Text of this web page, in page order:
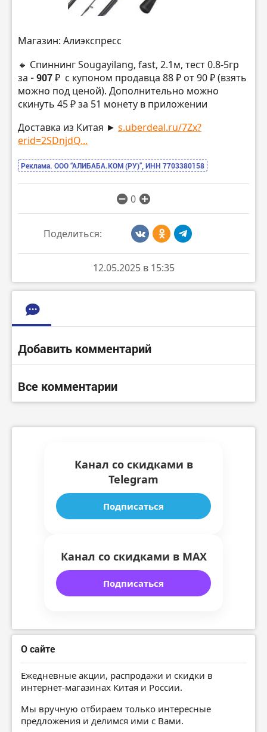
Магазин: Алиэкспресс
🔸 Спиннинг Sougayilang, fast, 2.1м, тест 0.8-5гр
за - 907 ₽ с купоном продавца 88 ₽ от 90 ₽ (взять
можно под ценой). Дополнительно можно
скинуть 45 ₽ за 51 монету в приложении
Доставка из Китая ► s.uberdeal.ru/7Zx?
erid=2SDnjdQ...
Реклама. ООО “АЛИБАБА.КОМ (РУ)”, ИНН 7703380158
0
Поделиться:
12.05.2025 в 15:35
Добавить комментарий
Все комментарии
Канал со скидками в
Telegram
Подписаться
Канал со скидками в MAX
Подписаться
О сайте
Ежедневные акции, распродажи и скидки в
интернет-магазинах Китая и России.
Мы вручную отбираем только интересные
предложения и делимся ими с Вами.